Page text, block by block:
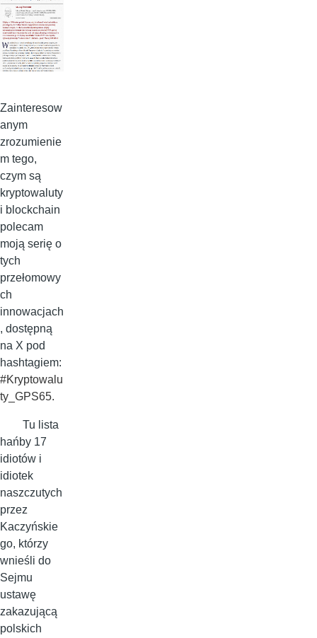
Zainteresow
anym
zrozumienie
m tego,
czym są
kryptowaluty
i blockchain
polecam
moją serię o
tych
przełomowy
ch
innowacjach
, dostępną
na X pod
hashtagiem:
#Kryptowalu
ty_GPS65.
Tu lista
hańby 17
idiotów i
idiotek
naszczutych
przez
Kaczyńskie
go, którzy
wnieśli do
Sejmu
ustawę
zakazującą
polskich